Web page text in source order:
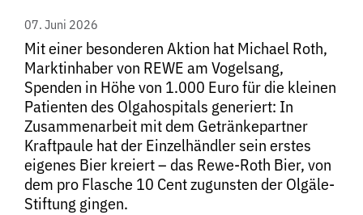
07. Juni 2026
Mit einer besonderen Aktion hat Michael Roth,
Marktinhaber von REWE am Vogelsang,
Spenden in Höhe von 1.000 Euro für die kleinen
Patienten des Olgahospitals generiert: In
Zusammenarbeit mit dem Getränkepartner
Kraftpaule hat der Einzelhändler sein erstes
eigenes Bier kreiert – das Rewe-Roth Bier, von
dem pro Flasche 10 Cent zugunsten der Olgäle-
Stiftung gingen.